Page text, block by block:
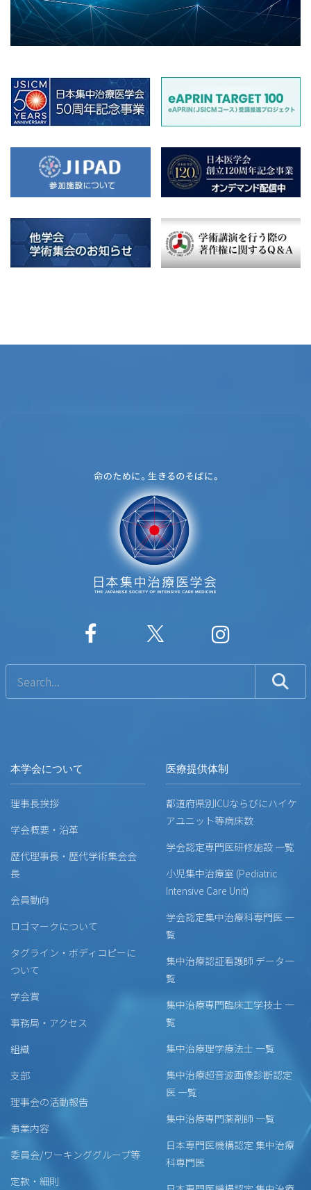
本学会について
理事長挨拶
学会概要・沿革
歴代理事長・歴代学術集会会
長
会員動向
ロゴマークについて
タグライン・ボディコピーに
ついて
学会賞
事務局・アクセス
組織
支部
理事会の活動報告
事業内容
委員会/ワーキンググループ等
定款・細則
医療提供体制
都道府県別ICUならびにハイケ
アユニット等病床数
学会認定専門医研修施設 一覧
小児集中治療室 (Pediatric
Intensive Care Unit)
学会認定集中治療科専門医 一
覧
集中治療認証看護師 データ一
覧
集中治療専門臨床工学技士 一
覧
集中治療理学療法士 一覧
集中治療超音波画像診断認定
医 一覧
集中治療専門薬剤師 一覧
日本専門医機構認定 集中治療
科専門医